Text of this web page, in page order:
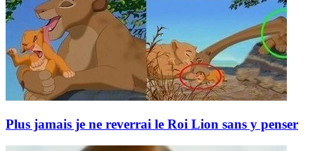
Plus jamais je ne reverrai le Roi Lion sans y penser